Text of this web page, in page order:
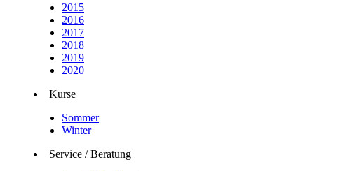
2015
2016
2017
2018
2019
2020
Kurse
Sommer
Winter
Service / Beratung